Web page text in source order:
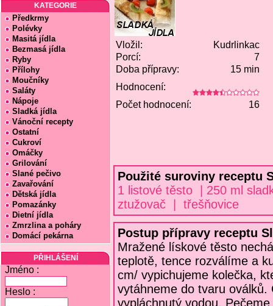
KATEGORIE
Předkrmy
Polévky
Masitá jídla
Bezmasá jídla
Ryby
Přílohy
Moučníky
Saláty
Nápoje
Sladká jídla
Vánoční recepty
Ostatní
Cukroví
Omáčky
Grilování
Slané pečivo
Zavařování
Dětská jídla
Pomazánky
Dietní jídla
Zmrzlina a poháry
Domácí pekárna
PŘIHLÁŠENÍ
Jméno :
Heslo :
Vložil:
Kudrlinkac
Porcí:
7
Doba přípravy:
15 min
Hodnocení:
Počet hodnocení:
16
Použité suroviny receptu
1 listové těsto | 250 ml
ztužovač | třešňovice
Postup přípravy receptu
Mražené lískové těsto
teplotě, tence rozválíme a
cm/ vypichujeme kolečka,
vytáhneme do tvaru oválků.
vypláchnutý vodou.